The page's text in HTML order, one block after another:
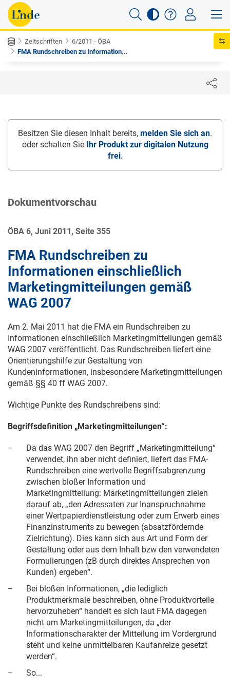
Zeitschriften
6/2011 - ÖBA
FMA Rundschreiben zu Information...
Besitzen Sie diesen Inhalt bereits, melden Sie sich an.
oder schalten Sie Ihr Produkt zur digitalen Nutzung
frei.
Dokumentvorschau
ÖBA 6, Juni 2011, Seite 355
FMA Rundschreiben zu
Informationen einschließlich
Marketingmitteilungen gemäß
WAG 2007
Am 2. Mai 2011 hat die FMA ein Rundschreiben zu
Informationen einschließlich Marketingmitteilungen gemäß
WAG 2007 veröffentlicht. Das Rundschreiben liefert eine
Orientierungshilfe zur Gestaltung von
Kundeninformationen, insbesondere Marketingmitteilungen
gemäß §§ 40 ff WAG 2007.
Wichtige Punkte des Rundschreibens sind:
Begriffsdefinition „Marketingmitteilungen“:
–
Da das WAG 2007 den Begriff „Marketingmitteilung“
verwendet, ihn aber nicht definiert, liefert das FMA-
Rundschreiben eine wertvolle Begriffsabgrenzung
zwischen bloßer Information und
Marketingmitteilung: Marketingmitteilungen zielen
darauf ab, „den Adressaten zur Inanspruchnahme
einer Wertpapierdienstleistung oder zum Erwerb eines
Finanzinstruments zu bewegen (absatzfördernde
Zielrichtung). Dies kann sich aus Art und Form der
Gestaltung oder aus dem Inhalt bzw den verwendeten
Formulierungen (zB durch direktes Ansprechen von
Kunden) ergeben“.
–
Bei bloßen Informationen, „die lediglich
Produktmerkmale beschreiben, ohne Produktvorteile
hervorzuheben“ handelt es sich laut FMA dagegen
nicht um Marketingmitteilungen, da „der
Informationscharakter der Mitteilung im Vordergrund
steht und keine unmittelbaren Kaufanreize gesetzt
werden“.
–
So...